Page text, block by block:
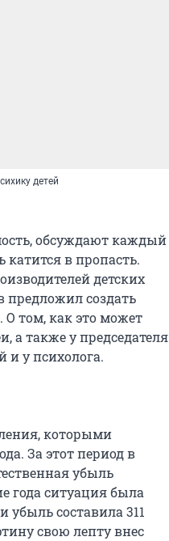
детей
обсуждают каждый
катится в пропасть.
детских
предложил создать
том, как это может
а также у председателя
и у психолога.
которыми
За этот период в
убыль
года ситуация была
составила 311
свою лепту внес